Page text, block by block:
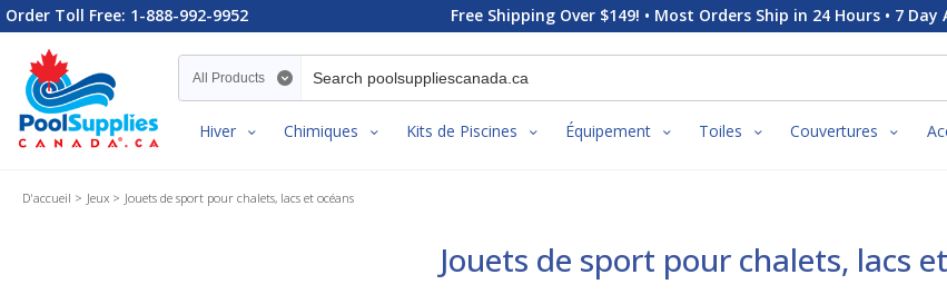
Order Toll Free: 1-888-992-9952 Free Shipping Over $149! • Most Orders Ship in 24 Hours • 7
Search category
Hiver Chimiques Kits de Piscines Équipement Toiles Couvertures
D'accueil Jeux Jouets de sport pour chalets, lacs et océans
Jouets de sport pour chalets, lacs